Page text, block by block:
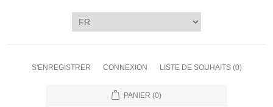
S'ENREGISTRER CONNEXION LISTE DE SOUHAITS (0)
PANIER (0)